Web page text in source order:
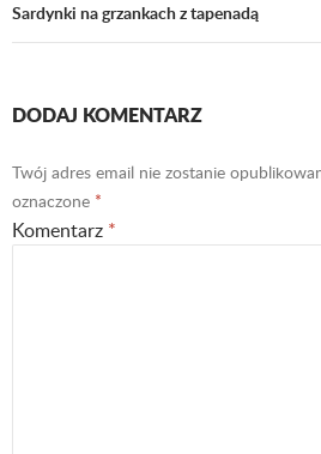
Sardynki na grzankach z tapenadą
DODAJ KOMENTARZ
Twój adres email nie zostanie
oznaczone *
Komentarz *